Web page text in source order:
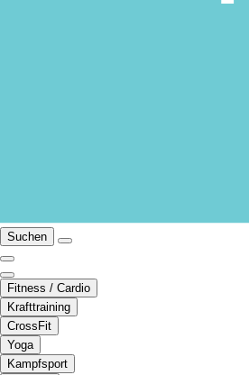
Suchen
Fitness / Cardio
Krafttraining
CrossFit
Yoga
Kampfsport